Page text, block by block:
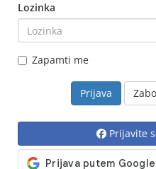
Lozinka
Zapamti me
Prijavite